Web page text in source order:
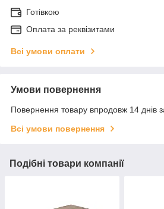
Готівкою
Оплата за реквізитами
Всі умови оплати
Умови повернення
Повернення товару впродовж 14 днів
Всі умови повернення
Подібні товари компанії